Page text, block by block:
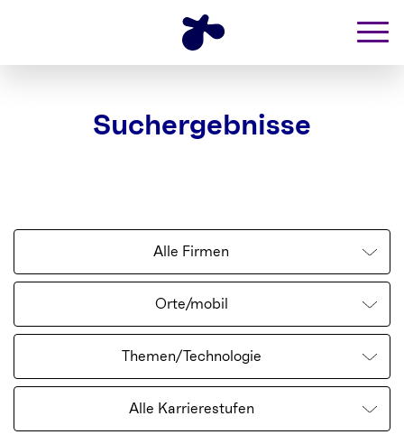
Suchergebnisse
Alle Firmen
Orte/mobil
Themen/Technologie
Alle Karrierestufen